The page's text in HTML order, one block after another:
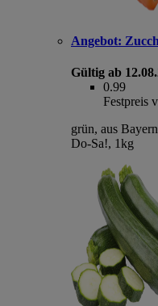
Angebot:
Gültig ab
0.99
Festpreis
grün, aus
Do-Sa!, 1kg